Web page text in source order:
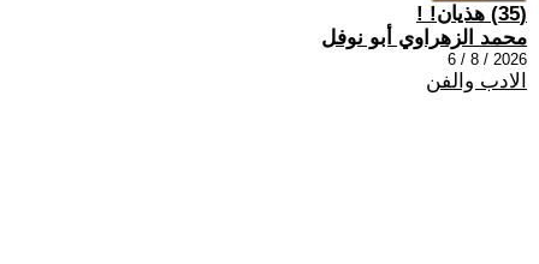
(35) هذيان! !
محمد الزهراوي أبو نوفل
2026 / 8 / 6
الادب والفن